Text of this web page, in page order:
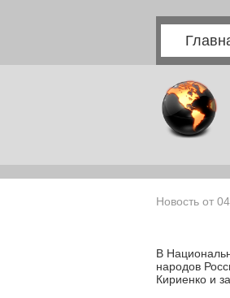
Новость от
В
народов
Кириенко и